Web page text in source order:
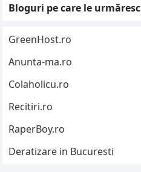
Bloguri pe care le urmăresc
GreenHost.ro
Anunta-ma.ro
Colaholicu.ro
Recitiri.ro
RaperBoy.ro
Deratizare in Bucuresti